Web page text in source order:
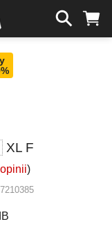
XL F
)